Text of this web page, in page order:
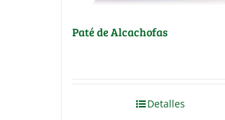
Paté de Alcachofas
Detalles